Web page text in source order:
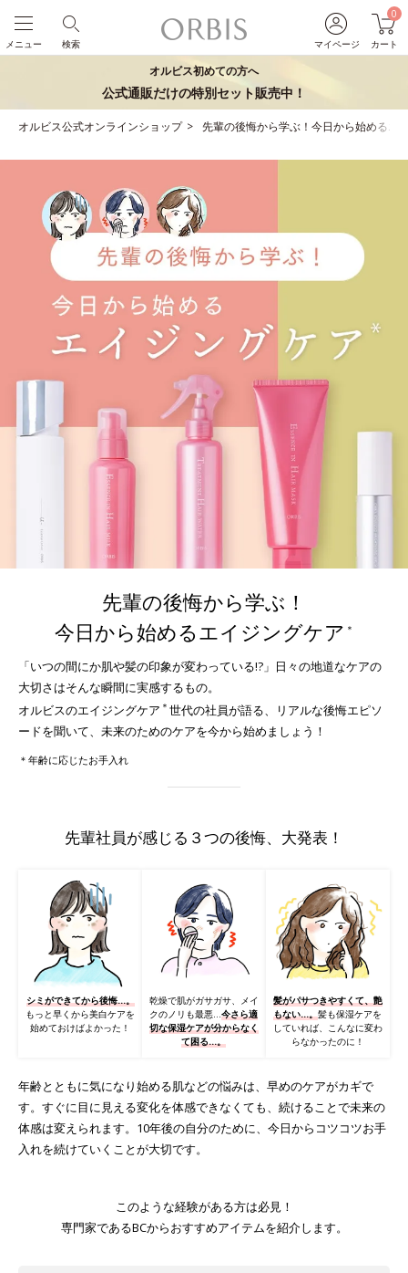
マイページ
0
カート
検索
メニュー
オルビス初めての方へ
公式通販だけの特別セット販売中！
オルビス公式オンラインショップ 先輩の後悔から学ぶ！今日から始めるエ
先輩の後悔から学ぶ！
今日から始めるエイジングケア ＊
「いつの間にか肌や髪の印象が変わっている!?」日々の地道なケアの
大切さはそんな瞬間に実感するもの。
オルビスのエイジングケア ＊ 世代の社員が語る、リアルな後悔エピソ
ードを聞いて、未来のためのケアを今から始めましょう！
＊年齢に応じたお手入れ
先輩社員が感じる３つの後悔、大発表！
シミができてから後悔…。
もっと早くから美白ケアを
始めておけばよかった！
乾燥で肌がガサガサ、メイ
クのノリも最悪…今さら適
切な保湿ケアが分からなく
て困る…。
髪がパサつきやすくて、艶
もない…。髪も保湿ケアを
していれば、こんなに変わ
らなかったのに！
年齢とともに気になり始める肌などの悩みは、早めのケアがカギで
す。 すぐに目に見える変化を体感できなくても、続けることで未来の
体感は変えられます。 10年後の自分のために、今日からコツコツお手
入れを続けていくことが大切です。
このような経験がある方は必見！
専門家であるBCからおすすめアイテムを紹介します。